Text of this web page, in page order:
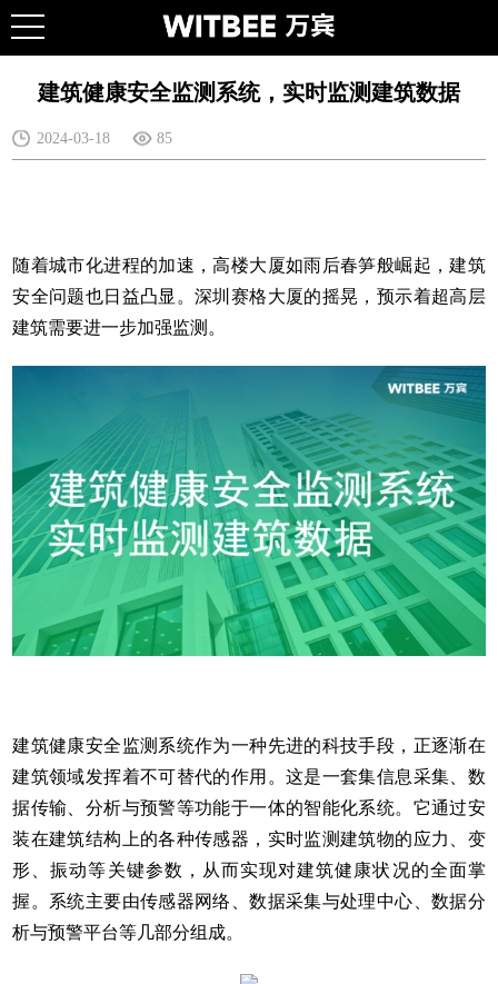
建筑健康安全监测系统，实时监测建筑数据
2024-03-18 85
随着城市化进程的加速，高楼大厦如雨后春笋般崛起，建筑
安全问题也日益凸显。深圳赛格大厦的摇晃，预示着超高层
建筑需要进一步加强监测。
建筑健康安全监测系统作为一种先进的科技手段，正逐渐在
建筑领域发挥着不可替代的作用。这是一套集信息采集、数
据传输、分析与预警等功能于一体的智能化系统。它通过安
装在建筑结构上的各种传感器，实时监测建筑物的应力、变
形、振动等关键参数，从而实现对建筑健康状况的全面掌
握。系统主要由传感器网络、数据采集与处理中心、数据分
析与预警平台等几部分组成。